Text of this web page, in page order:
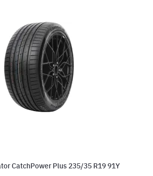
CatchPower Plus 235/35 R19 91Y